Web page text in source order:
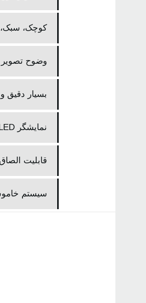
کوچک،
وضوح تصویر
بسیار دقیق
نمایشگر LED روشن، با قابلیت نمایش واضح اطلاعات روی صفحه
قابلیت
سیستم